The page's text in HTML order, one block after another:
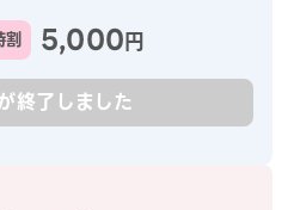
割 5,000円
終了しました